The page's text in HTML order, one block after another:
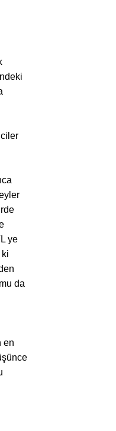
ye
ki
da
en